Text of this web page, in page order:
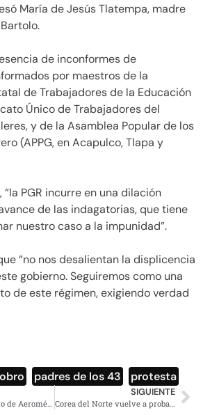
María de Jesús Tlatempa, madre
de inconformes de
por maestros de la
de Trabajadores de la Educación
Único de Trabajadores del
y de la Asamblea Popular de los
(APPG, en Acapulco, Tlapa y
“la PGR incurre en una dilación
de las indagatorias, que tiene
nuestro caso a la impunidad”.
“no nos desalientan la displicencia
gobierno. Seguiremos como una
de este régimen, exigiendo verdad
padres de los 43 protesta
SIGUIENTE
Corea del Norte vuelve a probar misiles en Mar de Japón